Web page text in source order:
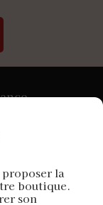
la
boutique.
son
française